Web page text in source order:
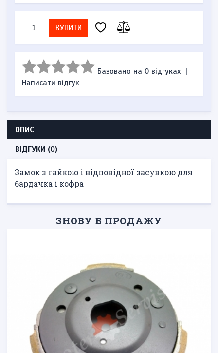
КУПИТИ
Базовано на 0 відгуках |
Написати відгук
ОПИС
ВІДГУКИ (0)
Замок з гайкою і відповідної засувкою для
бардачка і кофра
ЗНОВУ В ПРОДАЖУ